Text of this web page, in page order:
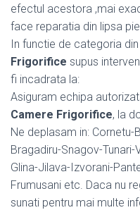
efectul acestora ,mai
face reparatia din lipsa
In functie de categoria
Frigorifice supus
fi incadrata la:
Asiguram echipa
Camere Frigorifice, la
Ne deplasam in: Cornetu-
Bragadiru-Snagov-
Glina-Jilava-Izvorani-
Frumusani etc. Daca nu
sunati pentru mai multe